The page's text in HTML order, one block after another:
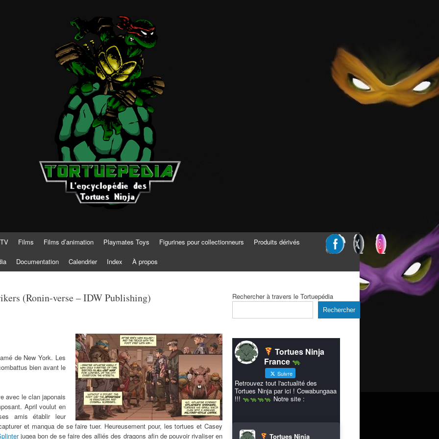
Films Films d’animation Playmates Toys Figurines pour collectionneurs Produits dérivés
Documentation Calendrier Index À propos
(Ronin-verse – IDW Publishing)
de New York. Les
bien avant le
avec le clan japonais
April voulut en
amis établir leur
et manqua de se faire tuer. Heureusement pour, les tortues et Casey
jugea bon de se faire des alliés des dragons afin de pouvoir rivaliser en
Rechercher à travers le Tortuepédia
Rechercher
Tortues Ninja
France
Suivre
Retrouvez tout l'actualité des
Tortues Ninja par ici ! Cowabungaaa
!!!
Notre site :
Tortues Ninja